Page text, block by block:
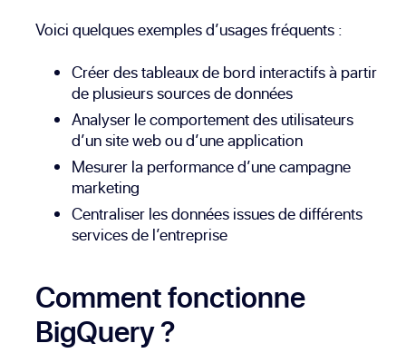
Voici quelques exemples d’usages fréquents :
Créer des tableaux de bord interactifs à partir
de plusieurs sources de données
Analyser le comportement des utilisateurs
d’un site web ou d’une application
Mesurer la performance d’une campagne
marketing
Centraliser les données issues de différents
services de l’entreprise
Comment fonctionne
BigQuery ?